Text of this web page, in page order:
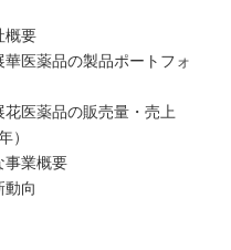
概要
医薬品の製品ポートフォ
医薬品の販売量・売上
）
事業概要
動向